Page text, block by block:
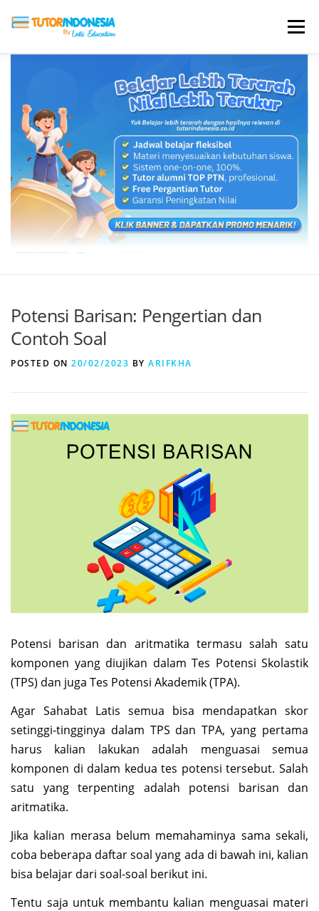
Menu
ABOUT US JADI PENGAJAR
BIAYA LES TESTIMONI PROFIL ALUMNI
BLOG DAFTAR SEKOLAH
Potensi Barisan: Pengertian dan
Contoh Soal
POSTED ON 20/02/2023 BY ARIFKHA
Potensi barisan dan aritmatika termasu salah satu
komponen yang diujikan dalam Tes Potensi Skolastik
(TPS) dan juga Tes Potensi Akademik (TPA).
Agar Sahabat Latis semua bisa mendapatkan skor
setinggi-tingginya dalam TPS dan TPA, yang pertama
harus kalian lakukan adalah menguasai semua
komponen di dalam kedua tes potensi tersebut. Salah
satu yang terpenting adalah potensi barisan dan
aritmatika.
Jika kalian merasa belum memahaminya sama sekali,
coba beberapa daftar soal yang ada di bawah ini, kalian
bisa belajar dari soal-soal berikut ini.
Tentu saja untuk membantu kalian menguasai materi